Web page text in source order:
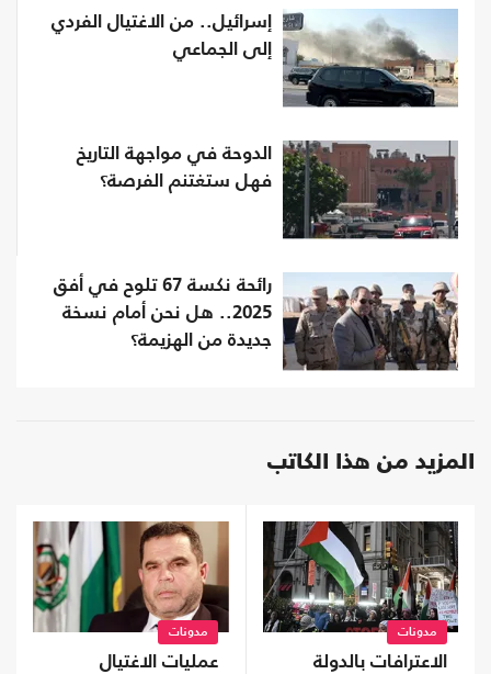
إسرائيل.. من الاغتيال الفردي
إلى الجماعي
الدوحة في مواجهة التاريخ
فهل ستغتنم الفرصة؟
رائحة نكسة 67 تلوح في أفق
2025.. هل نحن أمام نسخة
جديدة من الهزيمة؟
المزيد من هذا الكاتب
مدونات
الاعترافات بالدولة
مدونات
عمليات الاغتيال